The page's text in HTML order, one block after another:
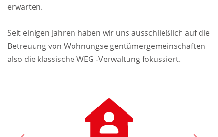
erwarten.
Seit einigen Jahren haben wir uns ausschließlich auf die
Betreuung von Wohnungs­eigentümer­gemeinschaften ​​​​​​
also die klassische WEG -Verwaltung fokussiert.